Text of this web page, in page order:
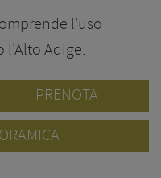
l'uso
l'Alto Adige.
PRENOTA